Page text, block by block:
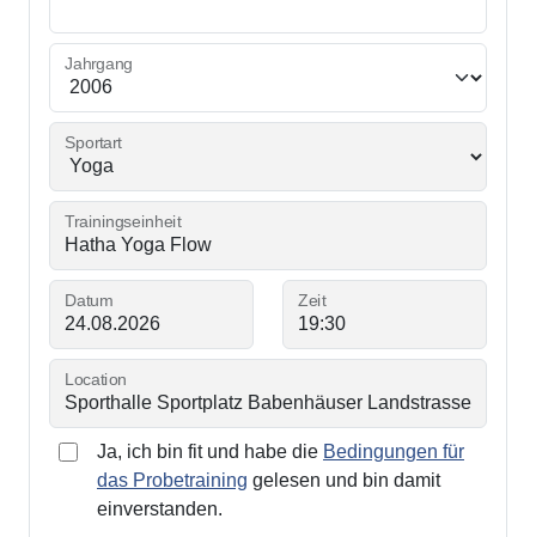
Jahrgang
Sportart
Trainingseinheit
Datum Zeit
Location
Ja, ich bin fit und habe die Bedingungen für
das Probetraining gelesen und bin damit
einverstanden.